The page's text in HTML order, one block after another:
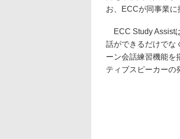
お、ECCが同事業に
ECC Study Assist
話ができるだけでな
ーン会話練習機能を
ティブスピーカーの